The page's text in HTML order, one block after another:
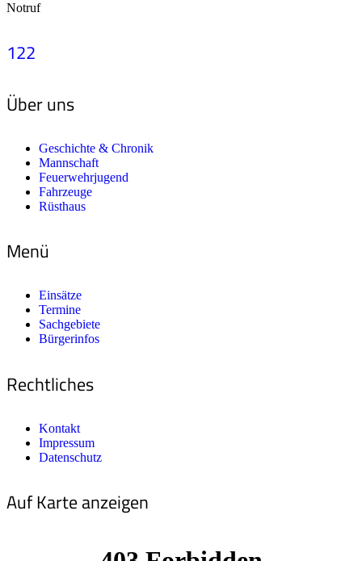
Notruf
122
Über uns
Geschichte & Chronik
Mannschaft
Feuerwehrjugend
Fahrzeuge
Rüsthaus
Menü
Einsätze
Termine
Sachgebiete
Bürgerinfos
Rechtliches
Kontakt
Impressum
Datenschutz
Auf Karte anzeigen